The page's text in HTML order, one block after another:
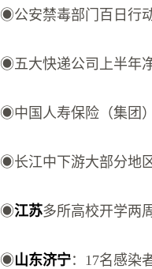
◉公安禁毒部门百日行
◉五大快递公司上半年
◉中国人寿保险（集团
◉长江中下游大部分地
◉江苏多所高校开学两
◉山东济宁：17名感染